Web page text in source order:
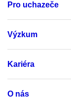
Pro uchazeče
Výzkum
Kariéra
O nás